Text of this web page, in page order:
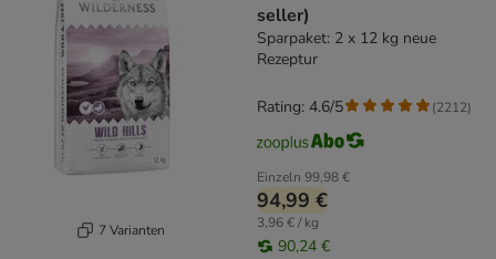
7 Varianten
seller)
Sparpaket: 2 x 12 kg neue
Rezeptur
Einzeln 99,98 €
94,99 €
3,96 € / kg
90,24 €
Rating: 4.6/5 (2212)